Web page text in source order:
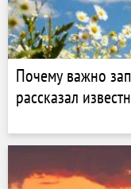
Почему важно
рассказал